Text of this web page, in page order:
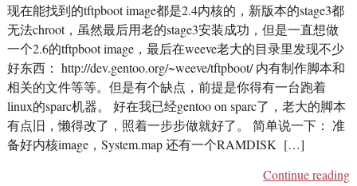
现在能找到的tftpboot image都是2.4内核的，新版本的stage3都
无法chroot，虽然最后用老的stage3安装成功，但是一直想做
一个2.6的tftpboot image，最后在weeve老大的目录里发现不少
好东西： http://dev.gentoo.org/~weeve/tftpboot/ 内有制作脚本和
相关的文件等等。但是有个缺点，前提是你得有一台跑着
linux的sparc机器。 好在我已经gentoo on sparc了，老大的脚本
有点旧，懒得改了，照着一步步做就好了。 简单说一下： 准
备好内核image，System.map 还有一个RAMDISK […]
Continue reading